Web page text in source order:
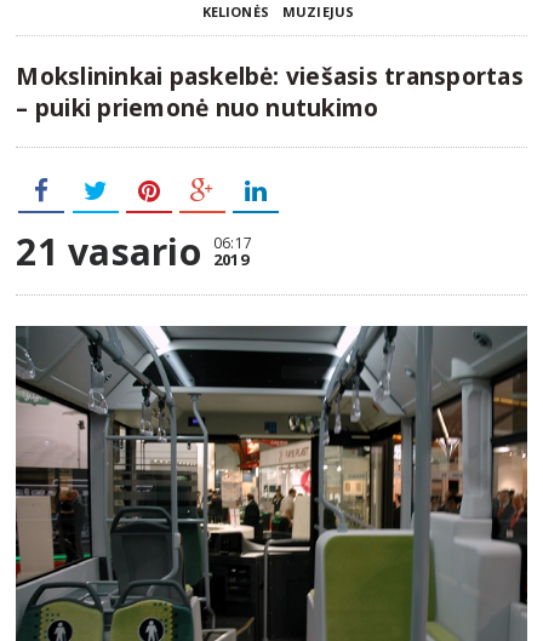
KELIONĖS
MUZIEJUS
Mokslininkai paskelbė: viešasis transportas
– puiki priemonė nuo nutukimo
21 vasario 06:17
2019